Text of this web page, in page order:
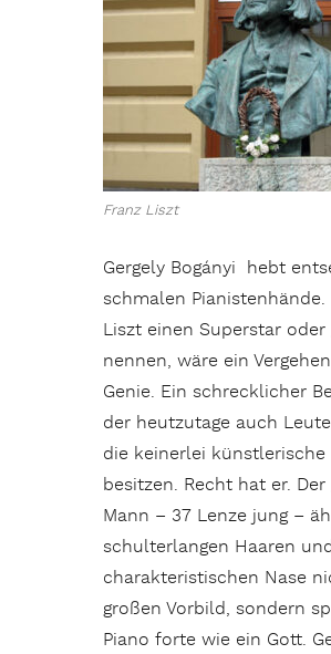
Franz Liszt
Gergely Bogányi hebt
schmalen Pianistenhände.
Liszt einen Superstar oder
nennen, wäre ein
Genie. Ein schrecklicher
der heutzutage auch
die keinerlei künstlerische
besitzen. Recht hat er.
Mann – 37 Lenze jung –
schulterlangen Haaren
charakteristischen Nase
großen Vorbild, sondern
Piano forte wie ein Gott.